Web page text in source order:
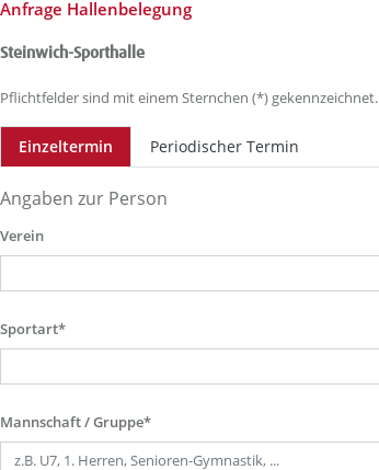
Anfrage Hallenbelegung
Steinwich-Sporthalle
Pflichtfelder sind mit einem Sternchen (*) gekennzeichnet.
Einzeltermin Periodischer Termin
Angaben zur Person
Verein
Sportart*
Mannschaft / Gruppe*